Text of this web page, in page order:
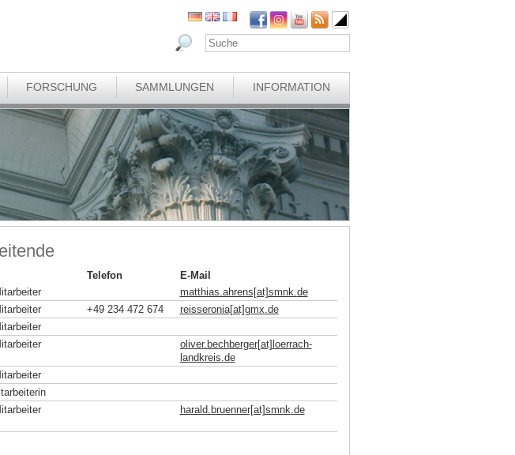
FORSCHUNG SAMMLUNGEN INFORMATION
Telefon
E-Mail
matthias.ahrens[at]smnk.de
+49 234 472 674 reisseronia[at]gmx.de
oliver.bechberger[at]loerrach-
landkreis.de
harald.bruenner[at]smnk.de